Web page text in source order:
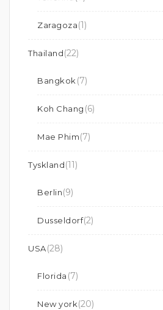
Zaragoza(1)
Thailand(22)
Bangkok (7)
Koh Chang (6)
Mae Phim(7)
Tyskland(11)
Berlin(9)
Dusseldorf(2)
USA(28)
Florida (7)
New york(20)